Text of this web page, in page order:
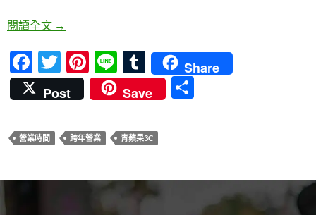
閱讀全文 【12/31 營業時間異動公告】所有門市今日營業時間
→
F
ac
e
b
o
o
T
w
itt
er
Pi
nt
er
es
t
Li
n
e
T
u
m
bl
r
Share
Post
Save
營業時間 跨年營業 青蘋果3C